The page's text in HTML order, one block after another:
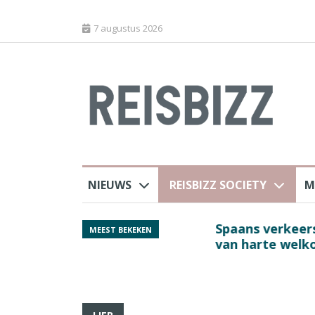
7 augustus 2026
NIEUWS REISBIZZ SOCIETY
MEEST BEKEKEN
luchthaven
Spaans
van harte welkom’